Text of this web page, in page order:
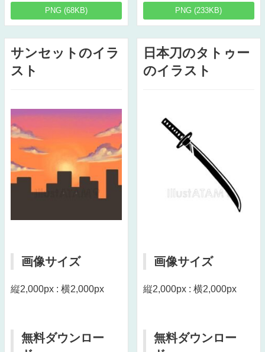
PNG (68KB) PNG (233KB)
サンセットのイラ
スト
画像サイズ
縦2,000px : 横2,000px
無料ダウンロー
日本刀のタトゥー
のイラスト
画像サイズ
縦2,000px : 横2,000px
無料ダウンロー